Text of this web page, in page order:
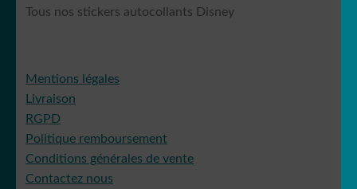
Tous nos stickers autocollants Disney
Mentions légales
Livraison
RGPD
Politique remboursement
Conditions générales de vente
Contactez nous